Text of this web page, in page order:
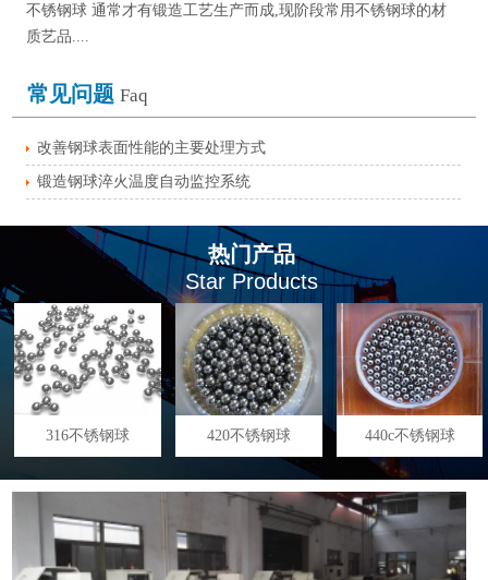
不锈钢球 通常才有锻造工艺生产而成,现阶段常用不锈钢球的材
质艺品....
常见问题 Faq
改善钢球表面性能的主要处理方式
锻造钢球淬火温度自动监控系统
热门产品
Star Products
316不锈钢球 420不锈钢球 440c不锈钢球